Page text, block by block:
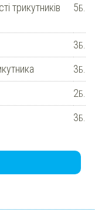
трикутників
5Б.
3Б.
3Б.
2Б.
3Б.